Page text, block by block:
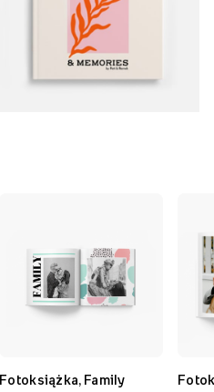
Fotoksiążka, Family